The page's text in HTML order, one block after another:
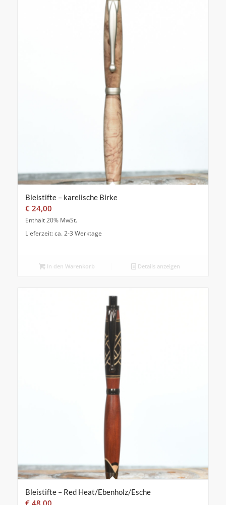
Bleistifte – karelische Birke
€24,00
Enthält 20% MwSt.
Lieferzeit: ca. 2-3 Werktage
In den Warenkorb Details anzeigen
Bleistifte – Red Heat/Ebenholz/Esche
€48,00